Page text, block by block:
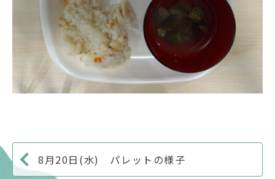
8月20日(水) パレットの様子